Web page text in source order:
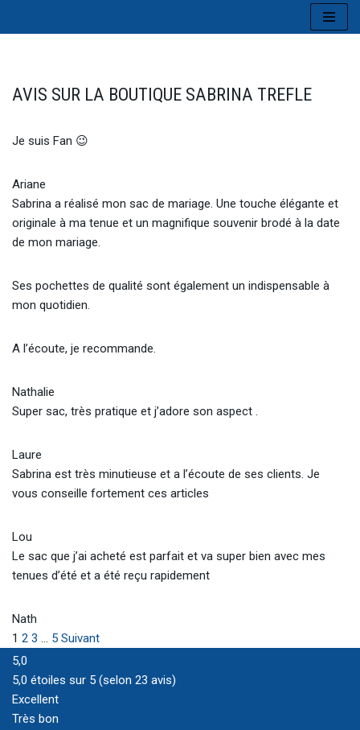
AVIS SUR LA BOUTIQUE SABRINA TREFLE
Je suis Fan 😉
Ariane
Sabrina a réalisé mon sac de mariage. Une touche élégante et
originale à ma tenue et un magnifique souvenir brodé à la date
de mon mariage.
Ses pochettes de qualité sont également un indispensable à
mon quotidien.
A l’écoute, je recommande.
Nathalie
Super sac, très pratique et j’adore son aspect .
Laure
Sabrina est très minutieuse et a l’écoute de ses clients. Je
vous conseille fortement ces articles
Lou
Le sac que j’ai acheté est parfait et va super bien avec mes
tenues d’été et a été reçu rapidement
Nath
1 2 3 ... 5 Suivant
5,0
5,0 étoiles sur 5 (selon 23 avis)
Excellent
Très bon